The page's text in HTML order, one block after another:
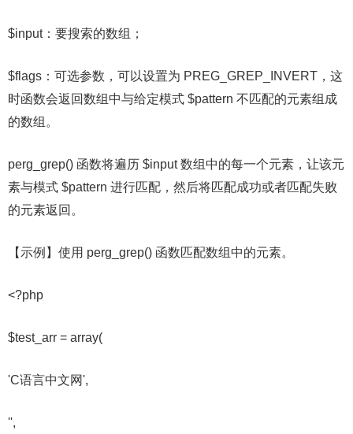
$input：要搜索的数组；
$flags：可选参数，可以设置为 PREG_GREP_INVERT，这
时函数会返回数组中与给定模式 $pattern 不匹配的元素组成
的数组。
perg_grep() 函数将遍历 $input 数组中的每一个元素，让该元
素与模式 $pattern 进行匹配，然后将匹配成功或者匹配失败
的元素返回。
【示例】使用 perg_grep() 函数匹配数组中的元素。
<?php
$test_arr = array(
'C语言中文网',
'',